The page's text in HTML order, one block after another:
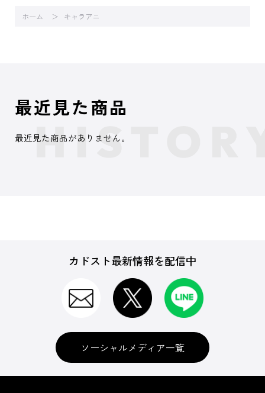
ホーム キャラアニ
最近見た商品
最近見た商品がありません。
カドスト最新情報を配信中
ソーシャルメディア一覧